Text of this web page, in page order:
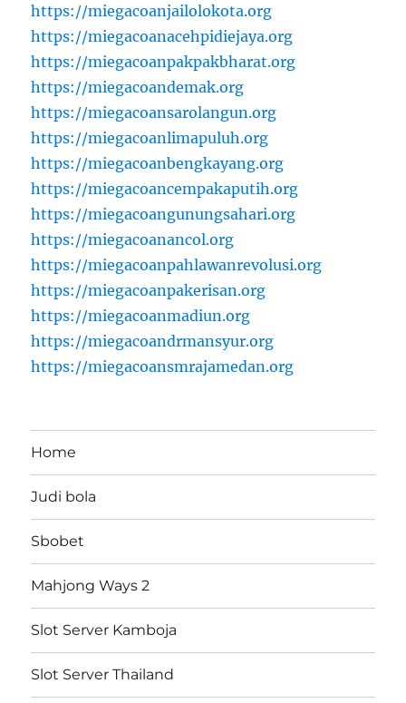
https://miegacoanjailolokota.org
https://miegacoanacehpidiejaya.org
https://miegacoanpakpakbharat.org
https://miegacoandemak.org
https://miegacoansarolangun.org
https://miegacoanlimapuluh.org
https://miegacoanbengkayang.org
https://miegacoancempakaputih.org
https://miegacoangunungsahari.org
https://miegacoanancol.org
https://miegacoanpahlawanrevolusi.org
https://miegacoanpakerisan.org
https://miegacoanmadiun.org
https://miegacoandrmansyur.org
https://miegacoansmrajamedan.org
Home
Judi bola
Sbobet
Mahjong Ways 2
Slot Server Kamboja
Slot Server Thailand